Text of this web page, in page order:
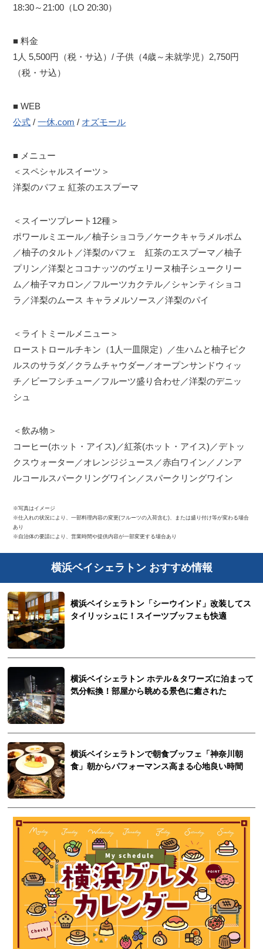
18:30～21:00（LO 20:30）
■ 料金
1人 5,500円（税・サ込）/ 子供（4歳～未就学児）2,750円
（税・サ込）
■ WEB
公式 /一休.com / オズモール
■ メニュー
＜スペシャルスイーツ＞
洋梨のパフェ 紅茶のエスプーマ
＜スイーツプレート12種＞
ポワールミエール／柚子ショコラ／ケークキャラメルポム
／柚子のタルト／洋梨のパフェ 紅茶のエスプーマ／柚子
プリン／洋梨とココナッツのヴェリーヌ柚子シュークリー
ム／柚子マカロン／フルーツカクテル／シャンティショコ
ラ／洋梨のムース キャラメルソース／洋梨のパイ
＜ライトミールメニュー＞
ローストロールチキン（1人一皿限定）／生ハムと柚子ピク
ルスのサラダ／クラムチャウダー／オープンサンドウィッ
チ／ビーフシチュー／フルーツ盛り合わせ／洋梨のデニッ
シュ
＜飲み物＞
コーヒー(ホット・アイス)／紅茶(ホット・アイス)／デトッ
クスウォーター／オレンジジュース／赤白ワイン／ノンア
ルコールスパークリングワイン／スパークリングワイン
※写真はイメージ
※仕入れの状況により、一部料理内容の変更(フルーツの入荷含む)、または盛り付け等が変わる場合
あり
※自治体の要請により、営業時間や提供内容が一部変更する場合あり
横浜ベイシェラトン おすすめ情報
横浜ベイシェラトン「シーウインド」改装してス
タイリッシュに！スイーツブッフェも快適
横浜ベイシェラトン ホテル＆タワーズに泊まって
気分転換！部屋から眺める景色に癒された
横浜ベイシェラトンで朝食ブッフェ「神奈川朝
食」朝からパフォーマンス高まる心地良い時間